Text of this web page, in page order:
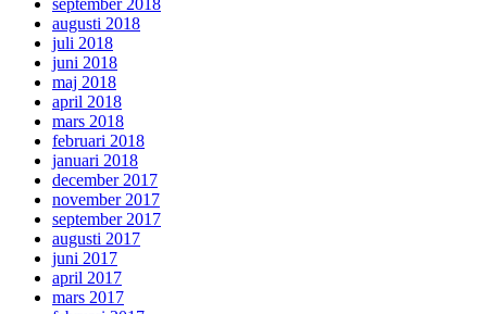
september 2018
augusti 2018
juli 2018
juni 2018
maj 2018
april 2018
mars 2018
februari 2018
januari 2018
december 2017
november 2017
september 2017
augusti 2017
juni 2017
april 2017
mars 2017